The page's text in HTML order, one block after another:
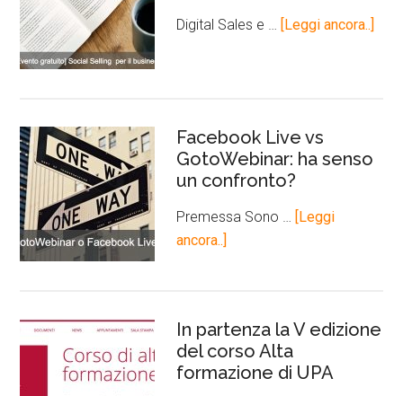
Digital Sales e … [Leggi ancora..]
Facebook Live vs
GotoWebinar: ha senso
un confronto?
Premessa Sono … [Leggi
ancora..]
In partenza la V edizione
del corso Alta
formazione di UPA